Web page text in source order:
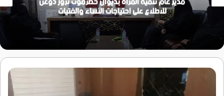
للاطلاع على احتياجات النساء والفتيات
الوزير